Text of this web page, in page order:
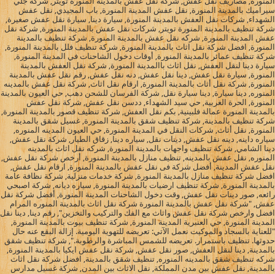
سيراميك بالمدينة المنورة, نقل عفش المدينة المنورة, باب المجيدي, نقل عفش
الشهداء, شركات نقل العفش بالمدينة المنورة, سيارة دينا, سيارة نقل عفش صغيرة,
شركة تنظيف بالمدينة المنورة تويتر, شركات نقل عفش بالمدينة المنورة, شركة نقل
عفش المدينة المنورة, شركه نقل عفش بالمدينة المنورة, شركة تنظيف بالمدينة
المنورة, افضل شركة نقل اثاث بالمدينة المنورة, شركة تنظيف فلل بالمدينة المنورة,
شركة تنظيف عمائر بالمدينة المنورة, أوقات دخول الشاحنات في المدينة المنورة,
سيارة دينا لنقل العفش, نقل اثاث باالمدينة المنورة, شركة نقل العفش بالمدينة
المنورة, سيارة نقل عفش, دينا نقل عفش, دنه نقل عفش, رقم نقل عفش بالمدينة
المنورة, شركة نقل أثاث بالمدينة المنورة, ارقام نقل اثاث, شركة نقل عفش بالمدينه
المنوره, دينا سيارة, دينا سيارة نقل, شركة الفرسان للشحن دهب, حي العيون بالمدينة
المنورة, الحرة الغربية, حي سيد الشهداء, ددسن نقل عفش, شركة نقل عفش
بالمدينة المنورة عمالة فلبينية, بكم نقل العفش, شركة تنظيف قصور بالمدينة المنورة,
شركة تنظيف بالمدينة, شركة تنظيف شقق بالمدينة المنورة, غسيل شقق بالمدينة
المنورة, نقل أثاث, شركات النقل في المدينة المنورة, حي العيون المدينه المنوره,
سياره داينه, دينه نقل عفش, دينات نقل, سياره دينا, زقاق الطيار, شركة نقل عفش,
دينا الشامي, شركة تنظيف واجهات بالمدينة المنورة, شركه نقل اثاث بالمدينه
المنوره, نقل عفش بالمدينه, تنظيف منازل بالمدينة المنورة, أرخص شركة نقل عفش,
نقل عفش المدينة, أفضل شركة فى نقل عفش بالمدينة المنورة, ارقام نقل عفش,
افضل شركة تنظيف منازل بالمدينة المنورة, شركة خدمات منزلية, شركة نظافة عامة
بالمدينة المنورة, شركة تنظيف ارضيات بالمدينة المنورة, سياره ديانه, شركة اصبحي
رائعه, صور دينات نقل عفش, وقت دخول الشاحنات المدينة المنورة, أفضل شركة نقل
عفش, "شركة نقل عفش بالمدينة المنورة شركة نقل اثاث بالمدينة المنوره المرام
افضل وارخص شركة نقل عفش واثاث مع الفك والتركيب والتخزين", رقم دينا, دينا نقل
المدينة المنورة, حي العنبرية المدينة المنورة, شركة تنظيف بيوت بالمدينة المنورة,
"للعناية بالسجاد والموكيت نعمل الآتي: تعريضه للتهوية اليومية. إزالة البقع عنه حال
حدوثها. تنظيف باستمرار. تعريضه للشمس المباشرة والرطوبة.", شركة تنظيف شقق
بالمدينة, دينا لنقل العفش, صور نقل عفش, شركة نقل عفش ايكيا بالمدينة المنورة,
شركه تنظيف شقق بالمدينه المنوره, تنظيف شقق بالمدينة, افضل شركة نقل اثاث
بالمدينة, نقل عفش بين مدن المملكة, نقل الاثاث بين المدن, شركة غسيل مدارس